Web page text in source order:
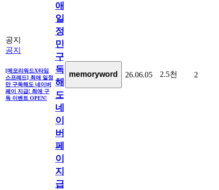
공지
공지
[메모리워드X타임
스프레드] 최애 일정
만 구독해도 네이버
페이 지급! 최애 구
독 이벤트 OPEN!
애
일
정
만
구
독
해
도
네
이
버
페
이
지
급!
memoryword 26.06.05 2.5천 2